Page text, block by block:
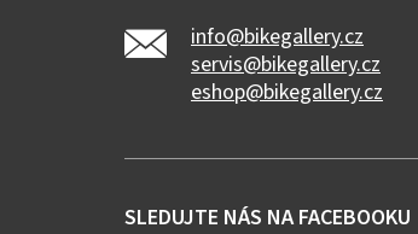
info@bikegallery.cz
servis@bikegallery.cz
eshop@bikegallery.cz
SLEDUJTE NÁS NA FACEBOOKU